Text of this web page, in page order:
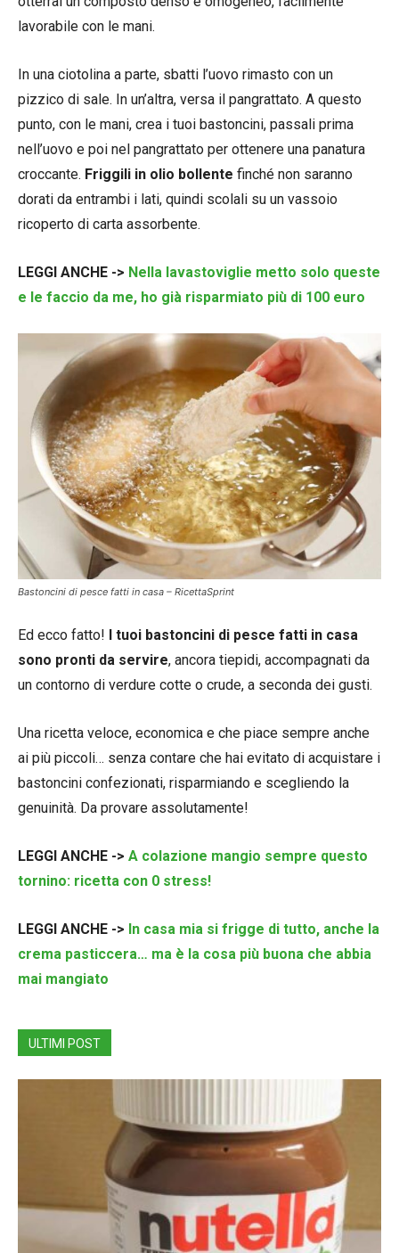
lavorabile con le mani.
In una ciotolina a parte, sbatti l’uovo rimasto con un
pizzico di sale. In un’altra, versa il pangrattato. A questo
punto, con le mani, crea i tuoi bastoncini, passali prima
nell’uovo e poi nel pangrattato per ottenere una panatura
croccante. Friggili in olio bollente finché non saranno
dorati da entrambi i lati, quindi scolali su un vassoio
ricoperto di carta assorbente.
LEGGI ANCHE -> Nella lavastoviglie metto solo queste
e le faccio da me, ho già risparmiato più di 100 euro
Bastoncini di pesce fatti in casa – RicettaSprint
Ed ecco fatto! I tuoi bastoncini di pesce fatti in casa
sono pronti da servire, ancora tiepidi, accompagnati da
un contorno di verdure cotte o crude, a seconda dei gusti.
Una ricetta veloce, economica e che piace sempre anche
ai più piccoli… senza contare che hai evitato di acquistare i
bastoncini confezionati, risparmiando e scegliendo la
genuinità. Da provare assolutamente!
LEGGI ANCHE -> A colazione mangio sempre questo
tornino: ricetta con 0 stress!
LEGGI ANCHE -> In casa mia si frigge di tutto, anche la
crema pasticcera… ma è la cosa più buona che abbia
mai mangiato
ULTIMI POST